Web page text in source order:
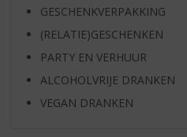
GESCHENKVERPAKKING
(RELATIE)GESCHENKEN
PARTY EN VERHUUR
ALCOHOLVRIJE DRANKEN
VEGAN DRANKEN